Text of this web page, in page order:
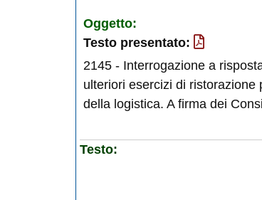
Oggetto:
Testo presentato:
2145 - Interrogazione a
ulteriori esercizi di
della logistica. A firma dei
Testo: